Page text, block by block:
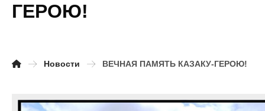
ГЕРОЮ!
Новости ВЕЧНАЯ ПАМЯТЬ КАЗАКУ-ГЕРОЮ!